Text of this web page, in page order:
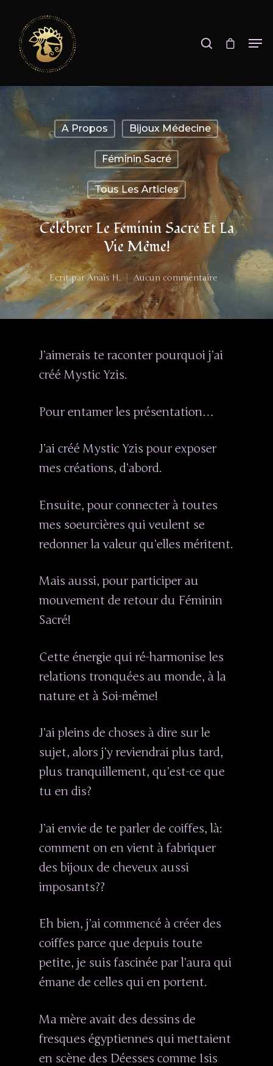
A Propos Bijoux Médecine
Féminin Sacré
Tous Les Articles
Célébrer Le Féminin Sacré Et La
Vie Même!
Ecrit parAnaïs H. Aucun commentaire
J’aimerais te raconter pourquoi j’ai
créé Mystic Yzis.
Pour entamer les présentation…
J’ai créé Mystic Yzis pour exposer
mes créations, d’abord.
Ensuite, pour connecter à toutes
mes soeurcières qui veulent se
redonner la valeur qu’elles méritent.
Mais aussi, pour participer au
mouvement de retour du Féminin
Sacré!
Cette énergie qui ré-harmonise les
relations tronquées au monde, à la
nature et à Soi-même!
J’ai pleins de choses à dire sur le
sujet, alors j’y reviendrai plus tard,
plus tranquillement, qu’est-ce que
tu en dis?
J’ai envie de te parler de coiffes, là:
comment on en vient à fabriquer
des bijoux de cheveux aussi
imposants??
Eh bien, j’ai commencé à créer des
coiffes parce que depuis toute
petite, je suis fascinée par l’aura qui
émane de celles qui en portent.
Ma mère avait des dessins de
fresques égyptiennes qui mettaient
en scène des Déesses comme Isis